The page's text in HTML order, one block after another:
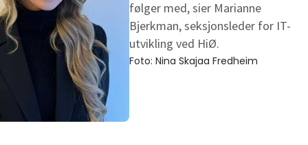
følger med, sier Marianne
Bjerkman, seksjonsleder for IT-
utvikling ved HiØ.
Foto: Nina Skajaa Fredheim